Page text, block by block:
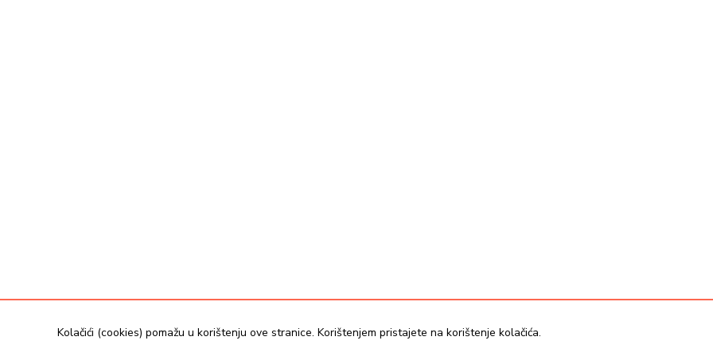
uvjeti korištenja uključi se kontaktirajte nas
Kolačići (cookies) pomažu u korištenju ove stranice. Korištenjem pristajete na korištenje kolačića.